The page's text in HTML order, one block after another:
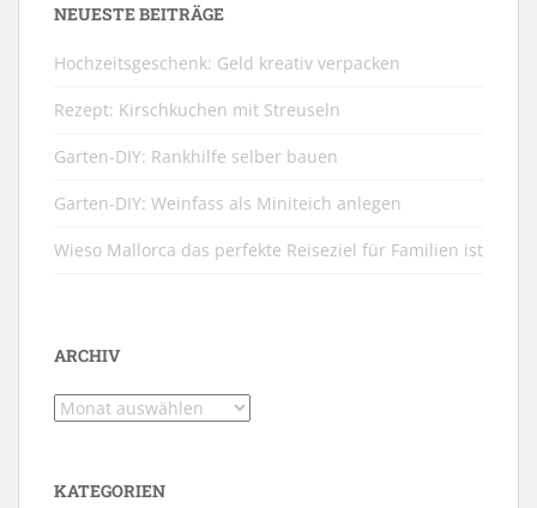
NEUESTE BEITRÄGE
Hochzeitsgeschenk: Geld kreativ verpacken
Rezept: Kirschkuchen mit Streuseln
Garten-DIY: Rankhilfe selber bauen
Garten-DIY: Weinfass als Miniteich anlegen
Wieso Mallorca das perfekte Reiseziel für Familien ist
ARCHIV
Archiv
KATEGORIEN